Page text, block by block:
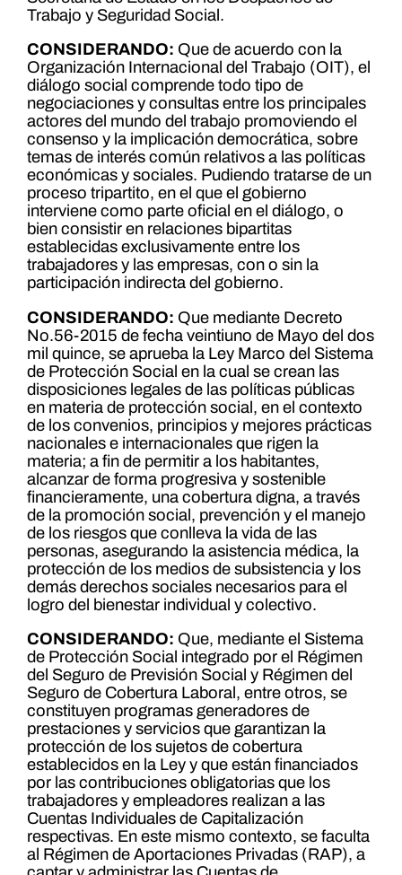
Trabajo y Seguridad Social.
CONSIDERANDO: Que de acuerdo con la
Organización Internacional del Trabajo (OIT), el
diálogo social comprende todo tipo de
negociaciones y consultas entre los principales
actores del mundo del trabajo promoviendo el
consenso y la implicación democrática, sobre
temas de interés común relativos a las políticas
económicas y sociales. Pudiendo tratarse de un
proceso tripartito, en el que el gobierno
interviene como parte oficial en el diálogo, o
bien consistir en relaciones bipartitas
establecidas exclusivamente entre los
trabajadores y las empresas, con o sin la
participación indirecta del gobierno.
CONSIDERANDO: Que mediante Decreto
No.56-2015 de fecha veintiuno de Mayo del dos
mil quince, se aprueba la Ley Marco del Sistema
de Protección Social en la cual se crean las
disposiciones legales de las políticas públicas
en materia de protección social, en el contexto
de los convenios, principios y mejores prácticas
nacionales e internacionales que rigen la
materia; a fin de permitir a los habitantes,
alcanzar de forma progresiva y sostenible
financieramente, una cobertura digna, a través
de la promoción social, prevención y el manejo
de los riesgos que conlleva la vida de las
personas, asegurando la asistencia médica, la
protección de los medios de subsistencia y los
demás derechos sociales necesarios para el
logro del bienestar individual y colectivo.
CONSIDERANDO: Que, mediante el Sistema
de Protección Social integrado por el Régimen
del Seguro de Previsión Social y Régimen del
Seguro de Cobertura Laboral, entre otros, se
constituyen programas generadores de
prestaciones y servicios que garantizan la
protección de los sujetos de cobertura
establecidos en la Ley y que están financiados
por las contribuciones obligatorias que los
trabajadores y empleadores realizan a las
Cuentas Individuales de Capitalización
respectivas. En este mismo contexto, se faculta
al Régimen de Aportaciones Privadas (RAP), a